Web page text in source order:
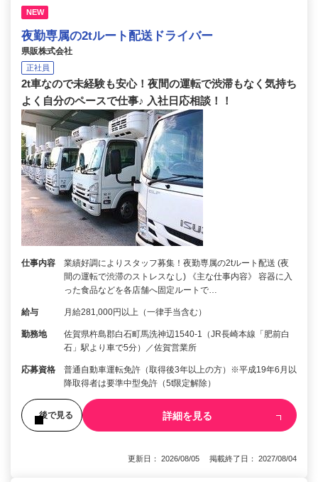
NEW
夜勤専属の2tルート配送ドライバー
県販株式会社
正社員
2t車なので未経験も安心！夜間の運転で渋滞もなく気持ち
よく自分のペースで仕事♪ 入社日応相談！！
仕事内容
業績好調によりスタッフ募集！夜勤専属の2tルート配送 (夜
間の運転で渋滞のストレスなし) 《主な仕事内容》 容器に入
った食品などを各店舗へ固定ルートで…
給与 月給281,000円以上（一律手当含む）
勤務地
佐賀県杵島郡白石町馬洗神辺1540-1（JR長崎本線「肥前白
石」駅より車で5分）／佐賀営業所
応募資格
普通自動車運転免許（取得後3年以上の方）※平成19年6月以
降取得者は要準中型免許（5t限定解除）
後で見る 詳細を見る
更新日： 2026/08/05 掲載終了日： 2027/08/04